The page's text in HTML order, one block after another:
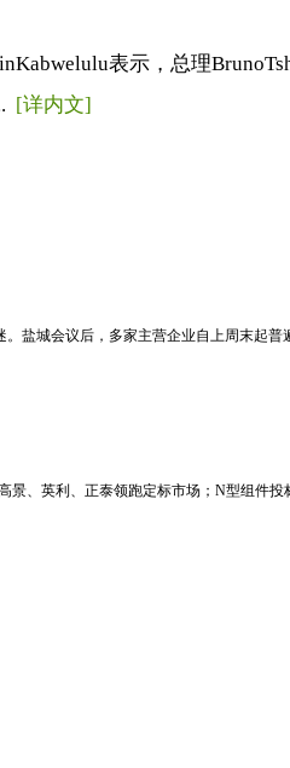
表示，总理
[详内文]
盐城会议后，多家主营企业自上周末起普
、英利、正泰领跑定标市场；N型组件投